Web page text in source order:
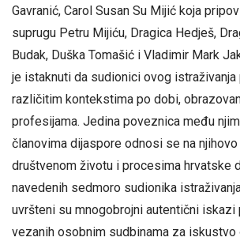
Gavranić, Carol Susan Su Mijić koja
suprugu Petru Mijiću, Dragica Hedješ,
Budak, Duška Tomašić i Vladimir Mark
je istaknuti da sudionici ovog istraživanja
različitim kontekstima po dobi,
profesijama. Jedina poveznica među
članovima dijaspore odnosi se na
društvenom životu i procesima hrvatske
navedenih sedmoro sudionika
uvršteni su mnogobrojni autentični iskazi
vezanih osobnim sudbinama za iskustvo